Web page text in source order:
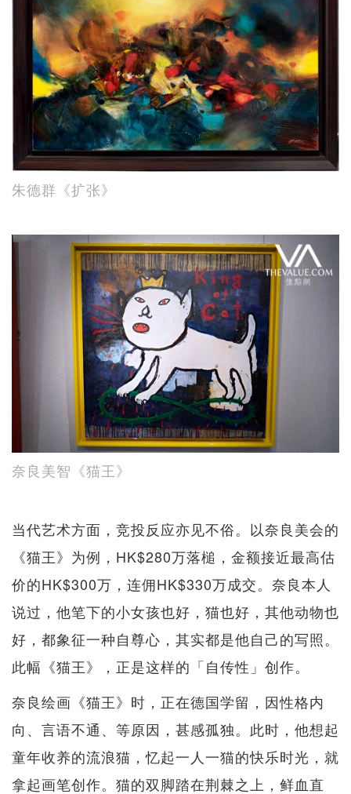
朱德群《扩张》
奈良美智《猫王》
当代艺术方面，竞投反应亦见不俗。以奈良美会的
《猫王》为例，HK$280万落槌，金额接近最高估
价的HK$300万，连佣HK$330万成交。奈良本人
说过，他笔下的小女孩也好，猫也好，其他动物也
好，都象征一种自尊心，其实都是他自己的写照。
此幅《猫王》，正是这样的「自传性」创作。
奈良绘画《猫王》时，正在德国学留，因性格内
向、言语不通、等原因，甚感孤独。此时，他想起
童年收养的流浪猫，忆起一人一猫的快乐时光，就
拿起画笔创作。猫的双脚踏在荆棘之上，鲜血直